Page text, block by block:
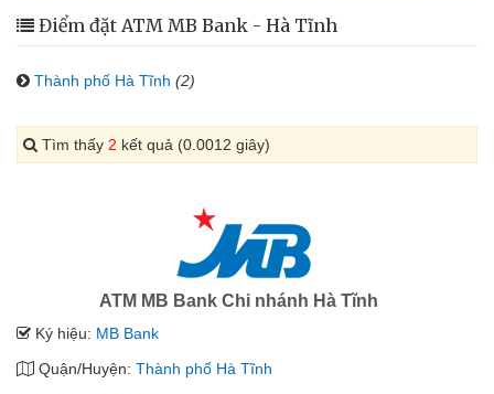
Điểm đặt ATM MB Bank - Hà Tĩnh
Thành phố Hà Tĩnh (2)
Tìm thấy 2 kết quả (0.0012 giây)
ATM MB Bank Chi nhánh Hà Tĩnh
Ký hiệu: MB Bank
Quận/Huyện: Thành phố Hà Tĩnh